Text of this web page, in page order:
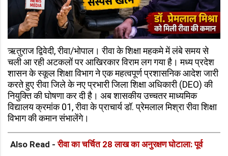
ऋतुराज द्विवेदी, रीवा/भोपाल। रीवा के शिक्षा महकमे में लंबे समय से
चली आ रही अटकलों पर आखिरकार विराम लग गया है। मध्य प्रदेश
शासन के स्कूल शिक्षा विभाग ने एक महत्वपूर्ण प्रशासनिक आदेश जारी
करते हुए रीवा जिले के नए प्रभारी जिला शिक्षा अधिकारी (DEO) की
नियुक्ति की घोषणा कर दी है। अब शासकीय उच्चतर माध्यमिक
विद्यालय क्रमांक 01, रीवा के प्राचार्य डॉ. प्रेमलाल मिश्रा रीवा शिक्षा
विभाग की कमान संभालेंगे।
Also Read -रीवा का चर्चित 28 लाख का अनुरक्षण घोटाला: पूर्व